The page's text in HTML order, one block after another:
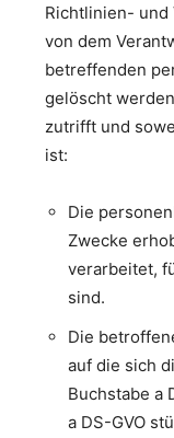
Richtlinien- und
von dem
betreffenden
gelöscht
zutrifft und
ist:
Die
Zwecke
verarbeitet,
sind.
Die
auf die sich
Buchstabe a
a DS-GVO